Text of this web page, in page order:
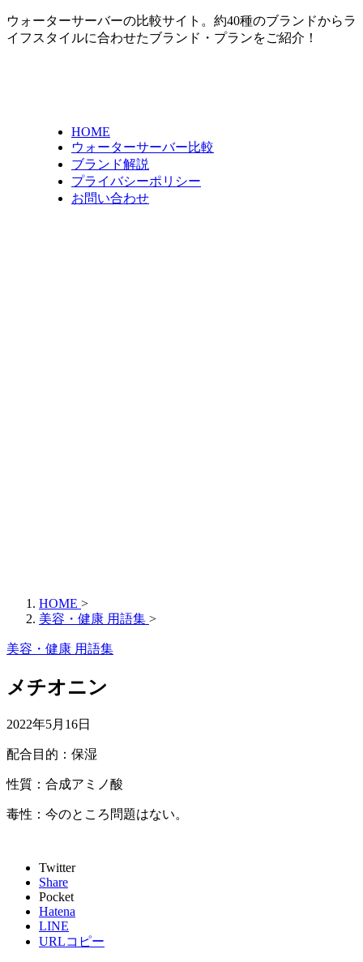
ウォーターサーバーの比較サイト。約40種のブランドからラ
イフスタイルに合わせたブランド・プランをご紹介！
HOME
ウォーターサーバー比較
ブランド解説
プライバシーポリシー
お問い合わせ
HOME >
美容・健康 用語集 >
美容・健康 用語集
メチオニン
2022年5月16日
配合目的：保湿
性質：合成アミノ酸
毒性：今のところ問題はない。
Twitter
Share
Pocket
Hatena
LINE
URLコピー